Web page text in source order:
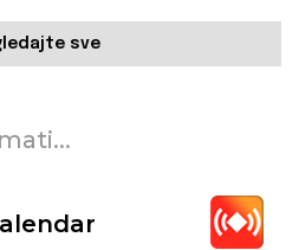
sve